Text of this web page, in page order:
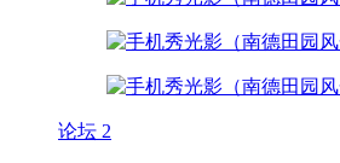
论坛 2